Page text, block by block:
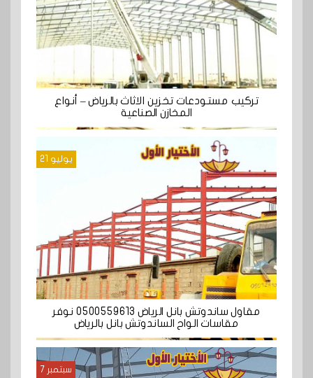
تركيب مستودعات تخزين الاثاث بالرياض – أنواع
المخازن الصناعية
يوليو 21
مقاول ساندوتش بانل الرياض 0500559613 نوفر
مقاسات الواح الساندوتش بانل بالرياض
سبتمبر 7